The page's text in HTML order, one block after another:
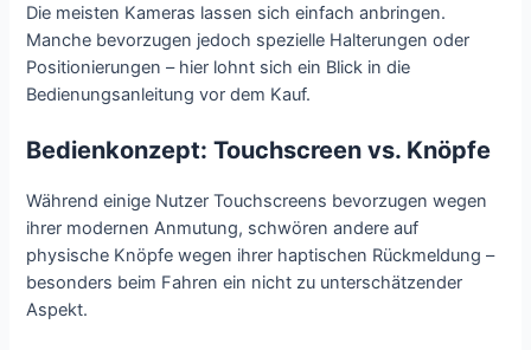
Die meisten Kameras lassen sich einfach anbringen.
Manche bevorzugen jedoch spezielle Halterungen oder
Positionierungen – hier lohnt sich ein Blick in die
Bedienungsanleitung vor dem Kauf.
Bedienkonzept: Touchscreen vs. Knöpfe
Während einige Nutzer Touchscreens bevorzugen wegen
ihrer modernen Anmutung, schwören andere auf
physische Knöpfe wegen ihrer haptischen Rückmeldung –
besonders beim Fahren ein nicht zu unterschätzender
Aspekt.